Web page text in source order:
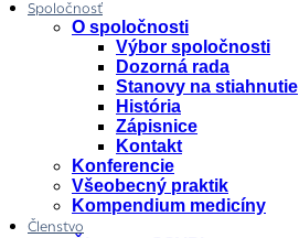
Spoločnosť
O spoločnosti
Výbor spoločnosti
Dozorná rada
Stanovy na stiahnutie
História
Zápisnice
Kontakt
Konferencie
Všeobecný praktik
Kompendium medicíny
Členstvo